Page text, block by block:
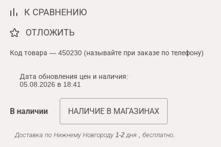
К СРАВНЕНИЮ
ОТЛОЖИТЬ
Код товара — 450230 (называйте при заказе по телефону)
Дата обновления цен и наличия:
05.08.2026 в 18:41
В наличии НАЛИЧИЕ В МАГАЗИНАХ
Доставка по Нижнему Новгороду 1-2 дня , бесплатно.